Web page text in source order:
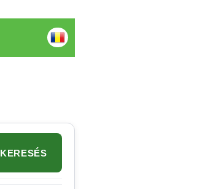
KERESÉS